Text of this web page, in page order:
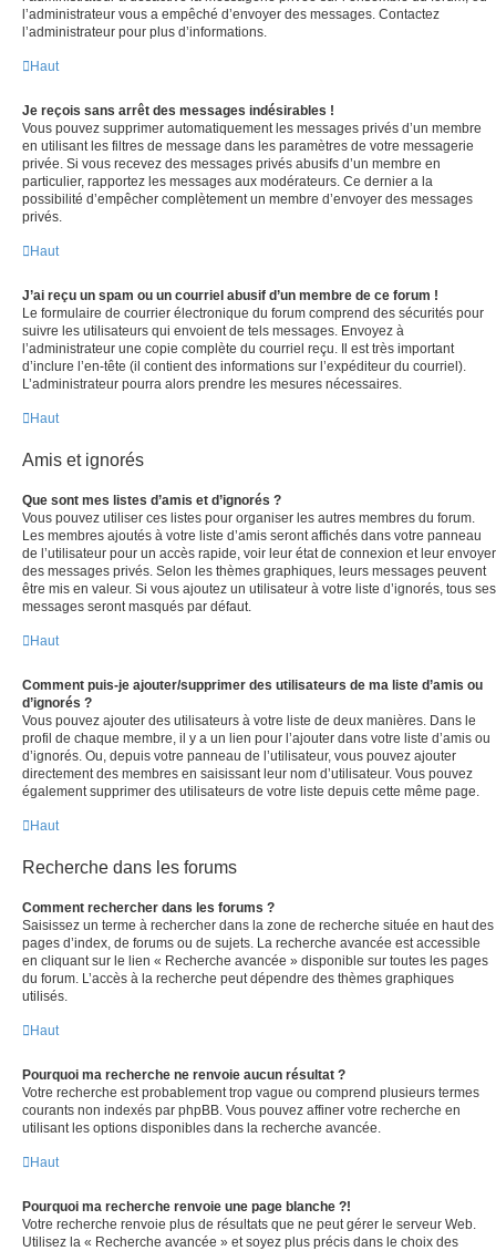
l’administrateur vous a empêché d’envoyer des messages. Contactez
l’administrateur pour plus d’informations.
Haut
Je reçois sans arrêt des messages indésirables !
Vous pouvez supprimer automatiquement les messages privés d’un membre
en utilisant les filtres de message dans les paramètres de votre messagerie
privée. Si vous recevez des messages privés abusifs d’un membre en
particulier, rapportez les messages aux modérateurs. Ce dernier a la
possibilité d’empêcher complètement un membre d’envoyer des messages
privés.
Haut
J’ai reçu un spam ou un courriel abusif d’un membre de ce forum !
Le formulaire de courrier électronique du forum comprend des sécurités pour
suivre les utilisateurs qui envoient de tels messages. Envoyez à
l’administrateur une copie complète du courriel reçu. Il est très important
d’inclure l’en-tête (il contient des informations sur l’expéditeur du courriel).
L’administrateur pourra alors prendre les mesures nécessaires.
Haut
Amis et ignorés
Que sont mes listes d’amis et d’ignorés ?
Vous pouvez utiliser ces listes pour organiser les autres membres du forum.
Les membres ajoutés à votre liste d’amis seront affichés dans votre panneau
de l’utilisateur pour un accès rapide, voir leur état de connexion et leur envoyer
des messages privés. Selon les thèmes graphiques, leurs messages peuvent
être mis en valeur. Si vous ajoutez un utilisateur à votre liste d’ignorés, tous ses
messages seront masqués par défaut.
Haut
Comment puis-je ajouter/supprimer des utilisateurs de ma liste d’amis ou
d’ignorés ?
Vous pouvez ajouter des utilisateurs à votre liste de deux manières. Dans le
profil de chaque membre, il y a un lien pour l’ajouter dans votre liste d’amis ou
d’ignorés. Ou, depuis votre panneau de l’utilisateur, vous pouvez ajouter
directement des membres en saisissant leur nom d’utilisateur. Vous pouvez
également supprimer des utilisateurs de votre liste depuis cette même page.
Haut
Recherche dans les forums
Comment rechercher dans les forums ?
Saisissez un terme à rechercher dans la zone de recherche située en haut des
pages d’index, de forums ou de sujets. La recherche avancée est accessible
en cliquant sur le lien « Recherche avancée » disponible sur toutes les pages
du forum. L’accès à la recherche peut dépendre des thèmes graphiques
utilisés.
Haut
Pourquoi ma recherche ne renvoie aucun résultat ?
Votre recherche est probablement trop vague ou comprend plusieurs termes
courants non indexés par phpBB. Vous pouvez affiner votre recherche en
utilisant les options disponibles dans la recherche avancée.
Haut
Pourquoi ma recherche renvoie une page blanche ?!
Votre recherche renvoie plus de résultats que ne peut gérer le serveur Web.
Utilisez la « Recherche avancée » et soyez plus précis dans le choix des